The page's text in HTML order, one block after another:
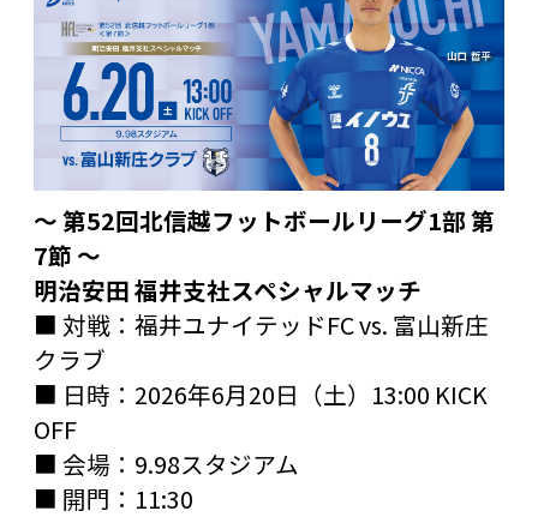
〜 第52回北信越フットボールリーグ1部 第
7節 〜
明治安田 福井支社スペシャルマッチ
■ 対戦：福井ユナイテッドFC vs. 富山新庄
クラブ
■ 日時：2026年6月20日（土）13:00 KICK
OFF
■ 会場：9.98スタジアム
■ 開門：11:30